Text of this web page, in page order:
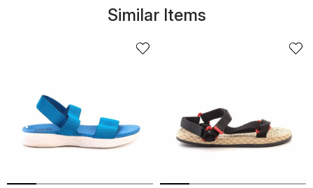
Similar Items